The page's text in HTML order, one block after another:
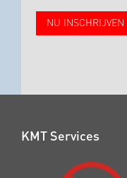
NU INSCHRIJVEN
KMT Services